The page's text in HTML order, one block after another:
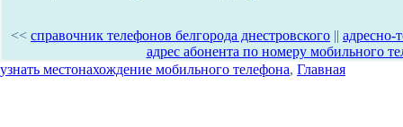
<< справочник телефонов белгорода днестровского || адресно-
адрес абонента по номеру мобильного
узнать местонахождение мобильного телефона, Главная